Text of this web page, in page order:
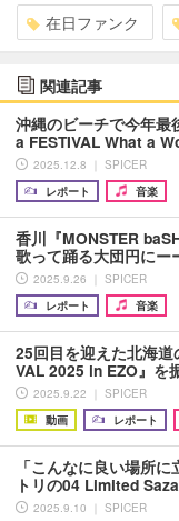
在日ファンク
関連記事
沖縄のビーチで今年
a FESTIVAL What a
2025.12.8 ｜ SPICER
レポート
音楽
香川『MONSTER
歌って踊る大団円に
2025.9.26 ｜ SPICER
レポート
音楽
25回目を迎えた北海
VAL 2025 in EZO』を
2025.9.22 ｜ SPICER
動画
レポート
「こんなに良い場所
トリの04 Limited
2025.9.10 ｜ SPICER